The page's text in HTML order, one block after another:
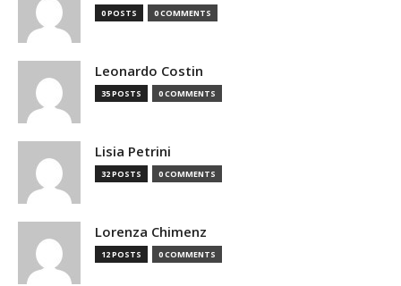
0 POSTS 0 COMMENTS
Leonardo Costin
35 POSTS 0 COMMENTS
Lisia Petrini
32 POSTS 0 COMMENTS
Lorenza Chimenz
12 POSTS 0 COMMENTS